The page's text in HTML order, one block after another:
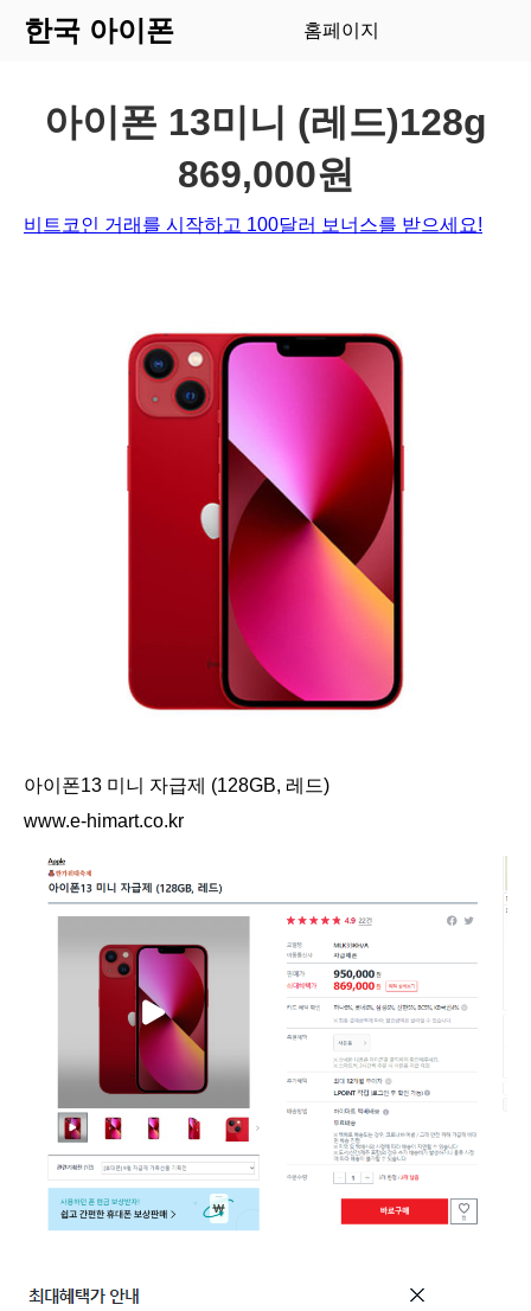
한국 아이폰 홈페이지
아이폰 13미니 (레드)128g
869,000원
비트코인 거래를 시작하고 100달러 보너스를 받으세요!
아이폰13 미니 자급제 (128GB, 레드)
www.e-himart.co.kr